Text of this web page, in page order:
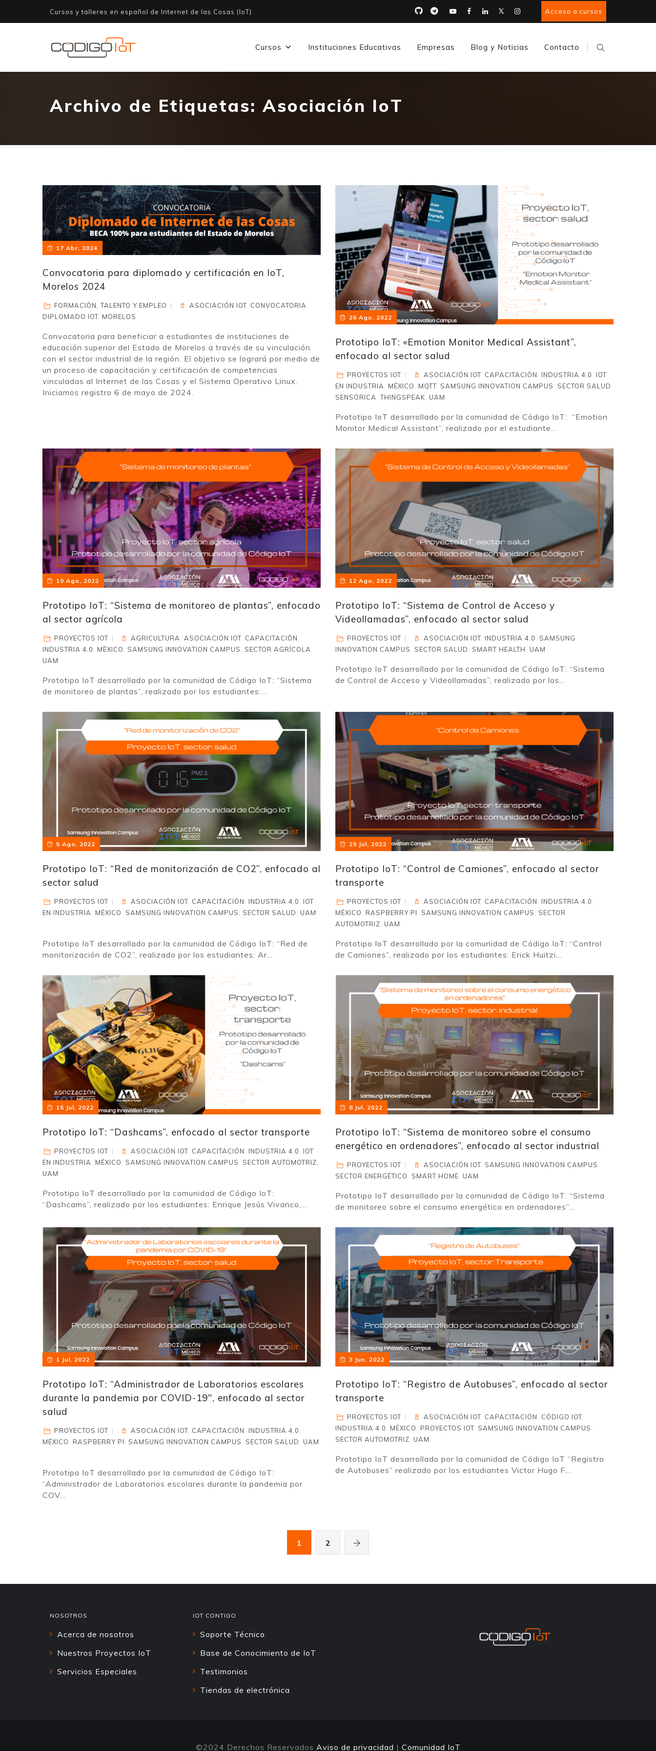
Cursos y talleres en español de Internet de las Cosas (IoT) Acceso a cursos
Cursos Instituciones Educativas Empresas Blog y Noticias Contacto
Archivo de Etiquetas:Asociación IoT
17 Abr, 2024
Convocatoria para diplomado y certificación en IoT,
Morelos 2024
FORMACIÓN, TALENTO Y EMPLEO ASOCIACIÓN IOT, CONVOCATORIA
DIPLOMADO IOT, MORELOS
Convocatoria para beneficiar a estudiantes de instituciones de
educación superior del Estado de Morelos a través de su vinculación
con el sector industrial de la región. El objetivo se logrará por medio de
un proceso de capacitación y certificación de competencias
vinculadas al Internet de las Cosas y el Sistema Operativo Linux.
Iniciamos registro 6 de mayo de 2024.
26 Ago, 2022
Prototipo IoT: «Emotion Monitor Medical Assistant”,
enfocado al sector salud
PROYECTOS IOT ASOCIACIÓN IOT, CAPACITACIÓN INDUSTRIA 4.0
IOT
EN INDUSTRIA
MÉXICO MQTT, SAMSUNG INNOVATION CAMPUS SECTOR SALUD
SENSÓRICA ,THINGSPEAK UAM
Prototipo IoT desarrollado por la comunidad de Código IoT: “Emotion
Monitor Medical Assistant”, realizado por el estudiante...
19 Ago, 2022
Prototipo IoT: “Sistema de monitoreo de plantas”, enfocado
al sector agrícola
PROYECTOS IOT AGRICULTURA ,ASOCIACIÓN IOT, CAPACITACIÓN
INDUSTRIA 4.0
MÉXICO SAMSUNG INNOVATION CAMPUS SECTOR AGRÍCOLA
UAM
Prototipo IoT desarrollado por la comunidad de Código IoT: “Sistema
de monitoreo de plantas”, realizado por los estudiantes:...
12 Ago, 2022
Prototipo IoT: “Sistema de Control de Acceso y
Videollamadas”, enfocado al sector salud
PROYECTOS IOT ASOCIACIÓN IOT, INDUSTRIA 4.0
SAMSUNG
INNOVATION CAMPUS
SECTOR SALUD SMART HEALTH UAM
Prototipo IoT desarrollado por la comunidad de Código IoT: “Sistema
de Control de Acceso y Videollamadas”, realizado por los...
5 Ago, 2022
Prototipo IoT: “Red de monitorización de CO2”, enfocado al
sector salud
PROYECTOS IOT ASOCIACIÓN IOT, CAPACITACIÓN INDUSTRIA 4.0
IOT
EN INDUSTRIA
MÉXICO SAMSUNG INNOVATION CAMPUS SECTOR SALUD UAM
Prototipo IoT desarrollado por la comunidad de Código IoT: “Red de
monitorización de CO2”, realizado por los estudiantes: Ar...
29 Jul, 2022
Prototipo IoT: “Control de Camiones”, enfocado al sector
transporte
PROYECTOS IOT ASOCIACIÓN IOT, CAPACITACIÓN INDUSTRIA 4.0
MÉXICO
RASPBERRY PI SAMSUNG INNOVATION CAMPUS
SECTOR
AUTOMOTRIZ
UAM
Prototipo IoT desarrollado por la comunidad de Código IoT: “Control
de Camiones”, realizado por los estudiantes: Erick Huitzi...
15 Jul, 2022
Prototipo IoT: “Dashcams”, enfocado al sector transporte
PROYECTOS IOT ASOCIACIÓN IOT, CAPACITACIÓN INDUSTRIA 4.0
IOT
EN INDUSTRIA
MÉXICO SAMSUNG INNOVATION CAMPUS SECTOR AUTOMOTRIZ
UAM
Prototipo IoT desarrollado por la comunidad de Código IoT:
“Dashcams”, realizado por los estudiantes: Enrique Jesús Vivanco,...
8 Jul, 2022
Prototipo IoT: “Sistema de monitoreo sobre el consumo
energético en ordenadores”, enfocado al sector industrial
PROYECTOS IOT ASOCIACIÓN IOT, SAMSUNG INNOVATION CAMPUS
SECTOR ENERGÉTICO
SMART HOME UAM
Prototipo IoT desarrollado por la comunidad de Código IoT: “Sistema
de monitoreo sobre el consumo energético en ordenadores”...
1 Jul, 2022
Prototipo IoT: “Administrador de Laboratorios escolares
durante la pandemia por COVID-19″, enfocado al sector
salud
PROYECTOS IOT ASOCIACIÓN IOT, CAPACITACIÓN INDUSTRIA 4.0
MÉXICO
RASPBERRY PI SAMSUNG INNOVATION CAMPUS SECTOR SALUD UAM
Prototipo IoT desarrollado por la comunidad de Código IoT:
“Administrador de Laboratorios escolares durante la pandemia por
COV...
3 Jun, 2022
Prototipo IoT: “Registro de Autobuses”, enfocado al sector
transporte
PROYECTOS IOT ASOCIACIÓN IOT, CAPACITACIÓN CÓDIGO IOT,
INDUSTRIA 4.0
MÉXICO PROYECTOS IOT, SAMSUNG INNOVATION CAMPUS
SECTOR AUTOMOTRIZ
UAM
Prototipo IoT desarrollado por la comunidad de Código IoT “Registro
de Autobuses” realizado por los estudiantes Victor Hugo F...
1 2
NOSOTROS
Acerca de nosotros
Nuestros Proyectos IoT
Servicios Especiales
IOT CONTIGO
Soporte Técnico
Base de Conocimiento de IoT
Testimonios
Tiendas de electrónica
©2024 Derechos Reservados Aviso de privacidad | Comunidad IoT